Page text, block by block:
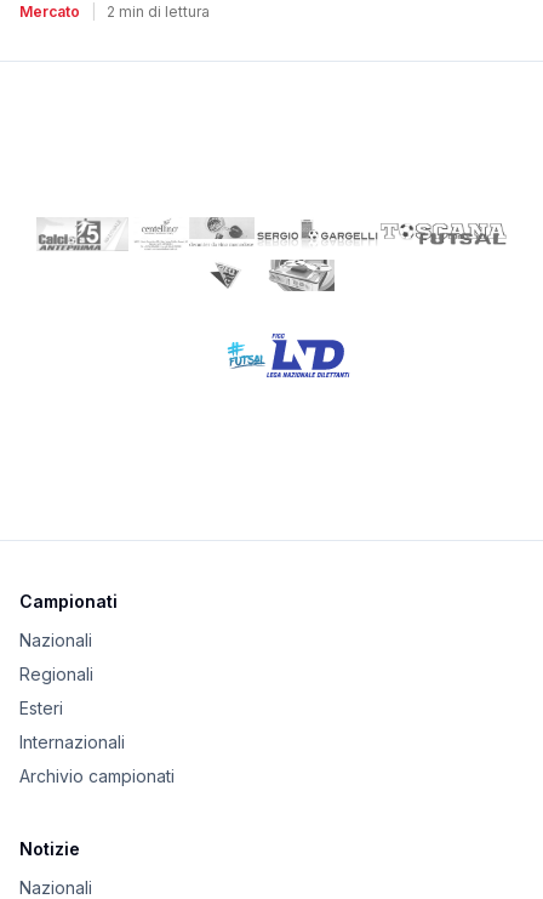
Mercato 2 min di lettura
Campionati
Nazionali
Regionali
Esteri
Internazionali
Archivio campionati
Notizie
Nazionali